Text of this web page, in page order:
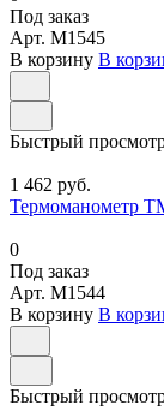
Под заказ
Арт. M1545
В корзину В
Быстрый
1 462 руб.
Термоманометр
0
Под заказ
Арт. M1544
В корзину В
Быстрый